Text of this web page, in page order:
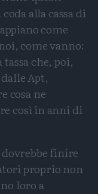
alla cassa di
come
come vanno:
che, poi,
Apt,
cosa ne
così in anni di
dovrebbe finire
proprio non
loro a